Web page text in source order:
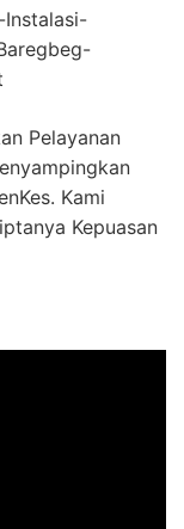
Pelayanan
Kami
Kepuasan